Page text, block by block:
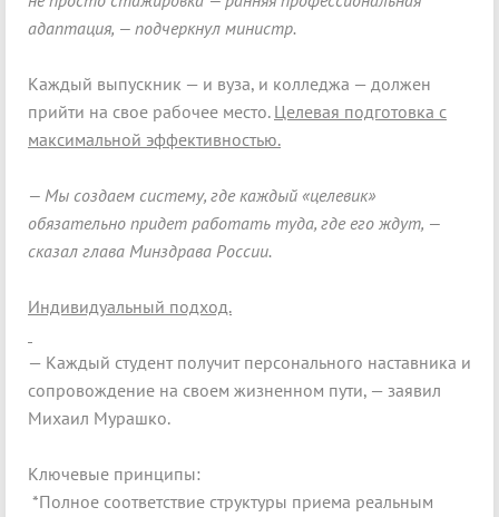
адаптация, — подчеркнул министр.
Каждый выпускник — и вуза, и колледжа — должен
прийти на свое рабочее место. Целевая подготовка с
максимальной эффективностью.
— Мы создаем систему, где каждый «целевик»
обязательно придет работать туда, где его ждут, —
сказал глава Минздрава России.
Индивидуальный подход.
— Каждый студент получит персонального наставника и
сопровождение на своем жизненном пути, — заявил
Михаил Мурашко.
Ключевые принципы:
*Полное соответствие структуры приема реальным